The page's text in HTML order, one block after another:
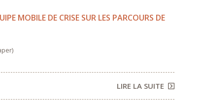
MOBILE DE CRISE SUR LES PARCOURS DE
LIRE LA SUITE